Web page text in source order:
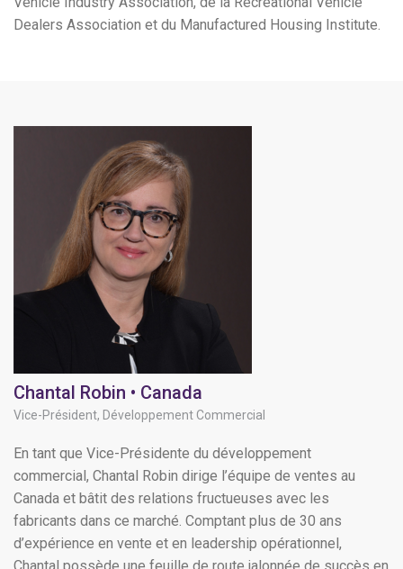
Dealers Association et du Manufactured Housing Institute.
Chantal Robin • Canada
Vice-Président, Développement Commercial
En tant que Vice-Présidente du développement
commercial, Chantal Robin dirige l’équipe de ventes au
Canada et bâtit des relations fructueuses avec les
fabricants dans ce marché. Comptant plus de 30 ans
d’expérience en vente et en leadership opérationnel,